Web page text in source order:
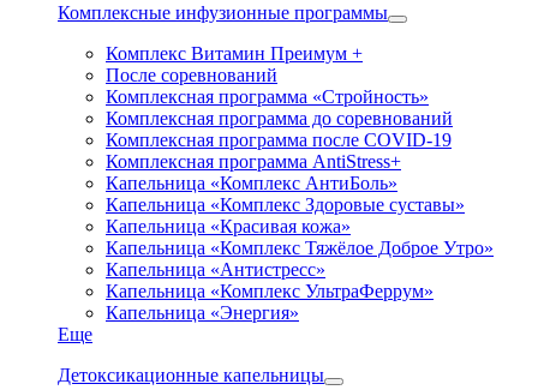
Комплексные инфузионные программы
Комплекс Витамин Преимум +
После соревнований
Комплексная программа «Стройность»
Комплексная программа до соревнований
Комплексная программа после COVID-19
Комплексная программа AntiStress+
Капельница «Комплекс АнтиБоль»
Капельница «Комплекс Здоровые суставы»
Капельница «Красивая кожа»
Капельница «Комплекс Тяжёлое Доброе Утро»
Капельница «Антистресс»
Капельница «Комплекс УльтраФеррум»
Капельница «Энергия»
Еще
Детоксикационные капельницы